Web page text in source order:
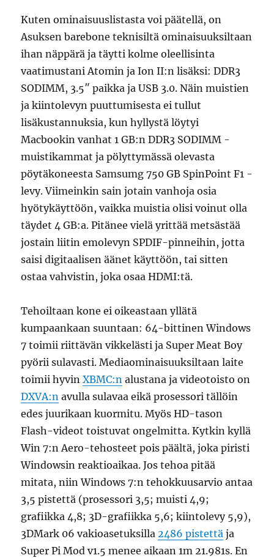
Kuten ominaisuuslistasta voi päätellä, on
Asuksen barebone teknisiltä ominaisuuksiltaan
ihan näppärä ja täytti kolme oleellisinta
vaatimustani Atomin ja Ion II:n lisäksi: DDR3
SODIMM, 3.5″ paikka ja USB 3.0. Näin muistien
ja kiintolevyn puuttumisesta ei tullut
lisäkustannuksia, kun hyllystä löytyi
Macbookin vanhat 1 GB:n DDR3 SODIMM -
muistikammat ja pölyttymässä olevasta
pöytäkoneesta Samsumg 750 GB SpinPoint F1 -
levy. Viimeinkin sain jotain vanhoja osia
hyötykäyttöön, vaikka muistia olisi voinut olla
täydet 4 GB:a. Pitänee vielä yrittää metsästää
jostain liitin emolevyn SPDIF-pinneihin, jotta
saisi digitaalisen äänet käyttöön, tai sitten
ostaa vahvistin, joka osaa HDMI:tä.
Tehoiltaan kone ei oikeastaan yllätä
kumpaankaan suuntaan: 64-bittinen Windows
7 toimii riittävän vikkelästi ja Super Meat Boy
pyörii sulavasti. Mediaominaisuuksiltaan laite
toimii hyvinXBMC:n alustana ja videotoisto on
DXVA:n avulla sulavaa eikä prosessori tällöin
edes juurikaan kuormitu. Myös HD-tason
Flash-videot toistuvat ongelmitta. Kytkin kyllä
Win 7:n Aero-tehosteet pois päältä, joka piristi
Windowsin reaktioaikaa. Jos tehoa pitää
mitata, niin Windows 7:n tehokkuusarvio antaa
3,5 pistettä (prosessori 3,5; muisti 4,9;
grafiikka 4,8; 3D-grafiikka 5,6; kiintolevy 5,9),
3DMark 06 vakioasetuksilla2486 pistettä ja
Super Pi Mod v1.5 menee aikaan 1m 21.981s. En